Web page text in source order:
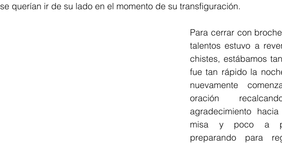
se querían ir de su lado en el momento de su transfiguración.
Para cerrar con
talentos estuvo a
chistes, estábamos
fue tan rápido la
nuevamente
oración
agradecimiento
misa y poco a
preparando para